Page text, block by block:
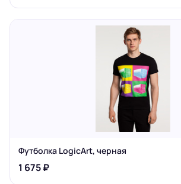
Футболка LogicArt, черная
1 675 ₽